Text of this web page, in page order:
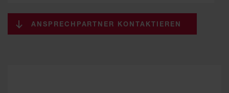
ANSPRECHPARTNER KONTAKTIEREN